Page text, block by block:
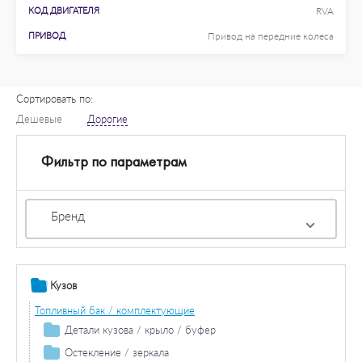
КОД ДВИГАТЕЛЯ RVA
ПРИВОД Привод на передние колеса
Сортировать по:
Дешевые
Дорогие
Фильтр по параметрам
Бренд
Кузов
Топливный бак / комплектующие
Детали кузова / крыло / буфер
Продольная / поперечная балка
Остекление / зеркала